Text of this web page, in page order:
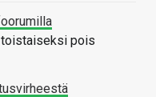
pois